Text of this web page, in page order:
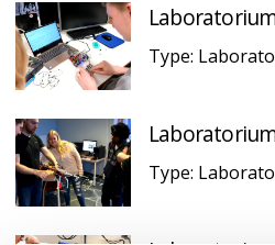
Type:
Type: